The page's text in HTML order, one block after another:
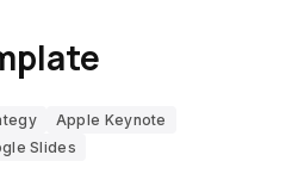
Apple Keynote
Slides